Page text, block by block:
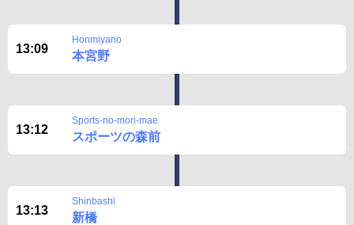
13:09
Honmiyano
本宮野
13:12
Sports-no-mori-mae
スポーツの森前
13:13
Shinbashi
新橋